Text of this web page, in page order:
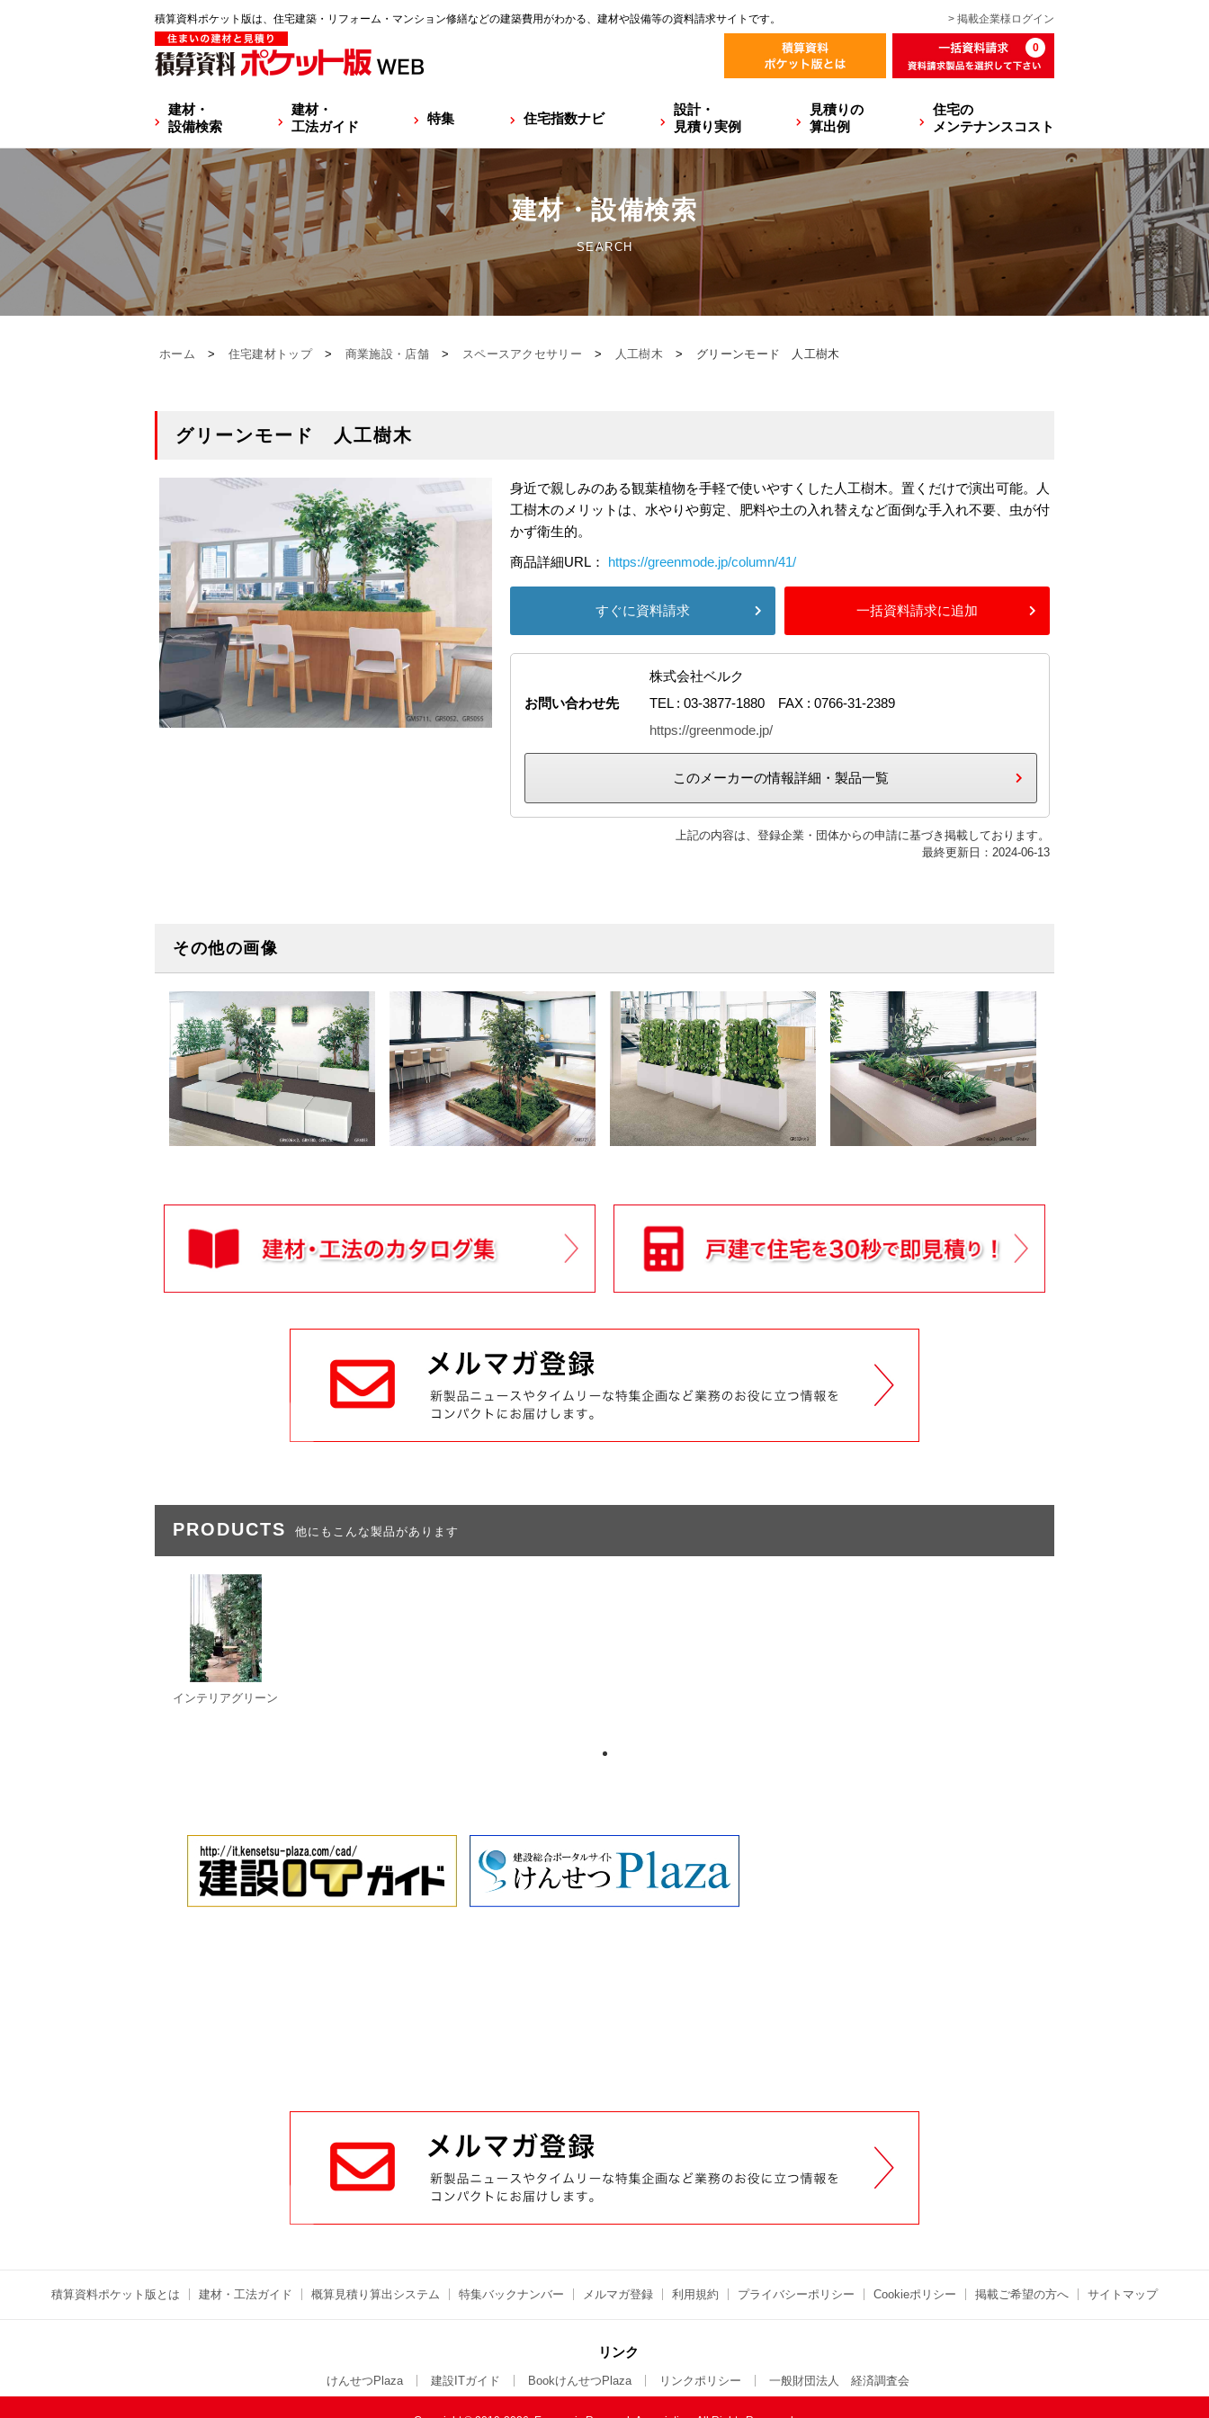
積算資料ポケット版は、住宅建築・リフォーム・マンション修繕などの建築費用がわかる、建材や設備等の資料請求サイトです。 > 掲載企業様 ログイン
0
建材・
設備検索
建材・
工法ガイド
特集 住宅指数ナビ
設計・
見積り実例
見積りの
算出例
住宅の
メンテナンスコスト
建材・設備検索
SEARCH
ホーム > 住宅建材トップ > 商業施設・店舗 > スペースアクセサリー > 人工樹木 > グリーンモード 人工樹木
グリーンモード 人工樹木
身近で親しみのある観葉植物を手軽で使いやすくした人工樹木。置くだけで演出可能。人
工樹木のメリットは、水やりや剪定、肥料や土の入れ替えなど面倒な手入れ不要、虫が付
かず衛生的。
商品詳細URL： https://greenmode.jp/column/41/
すぐに資料請求 一括資料請求に追加
お問い合わせ先
株式会社ベルク
TEL : 03-3877-1880 FAX : 0766-31-2389
https://greenmode.jp/
このメーカーの情報詳細・製品一覧
上記の内容は、登録企業・団体からの申請に基づき掲載しております。
最終更新日：2024-06-13
その他の画像
PRODUCTS 他にもこんな製品があります
インテリアグリーン
積算資料ポケット版とは 建材・工法ガイド 概算見積り算出システム 特集バックナンバー メルマガ登録 利用規約 プライバシーポリシー Cookieポリシー 掲載ご希望の方へ サイトマップ
リンク
けんせつPlaza 建設ITガイド BookけんせつPlaza リンクポリシー 一般財団法人 経済調査会